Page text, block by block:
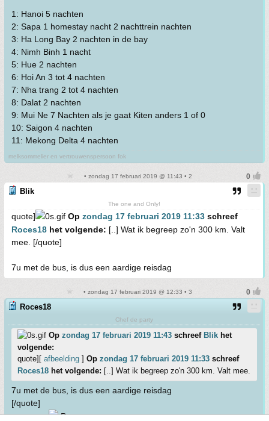
1: Hanoi 5 nachten
2: Sapa 1 homestay nacht 2 nachttrein nachten
3: Ha Long Bay 2 nachten in de bay
4: Nimh Binh 1 nacht
5: Hue 2 nachten
6: Hoi An 3 tot 4 nachten
7: Nha trang 2 tot 4 nachten
8: Dalat 2 nachten
9: Mui Ne 7 Nachten als je gaat Kiten anders 1 of 0
10: Saigon 4 nachten
11: Mekong Delta 4 nachten
melksommelier en vertrouwenspersoon fok
• zondag 17 februari 2019 @ 11:43 • 2
Blik
The one and Only!
quote] Op zondag 17 februari 2019 11:33 schreef
Roces18 het volgende: [..] Wat ik begreep zo'n 300 km. Valt
mee. [/quote]
7u met de bus, is dus een aardige reisdag
• zondag 17 februari 2019 @ 12:33 • 3
Roces18
Chef de party
Op zondag 17 februari 2019 11:43 schreef Blik het
volgende:
quote][ afbeelding ] Op zondag 17 februari 2019 11:33 schreef
Roces18 het volgende: [..] Wat ik begreep zo'n 300 km. Valt mee.
7u met de bus, is dus een aardige reisdag
[/quote]
nachtbus